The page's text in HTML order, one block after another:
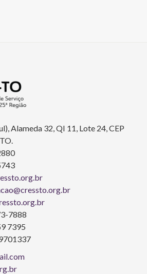
Alameda 32, QI 11, Lote 24, CEP
7888
7395